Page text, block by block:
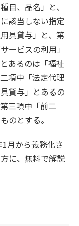
目、品名」と、
該当しない指定
具貸与」と、第
ービスの利用」
あるのは「福祉
項中「法定代理
貸与」とあるの
三項中「前二
のとする。
月から義務化さ
に、無料で解説